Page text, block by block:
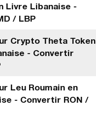
Livre Libanaise -
/ LBP
Crypto Theta Token
- Convertir
Leu Roumain en
- Convertir RON /